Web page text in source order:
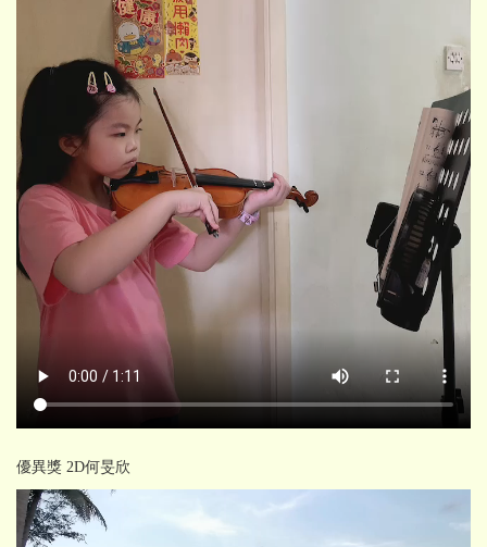
優異獎 2D何旻欣